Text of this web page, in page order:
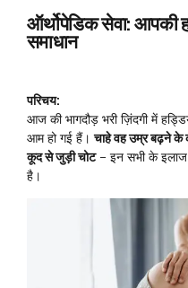
ऑर्थोपेडिक सेवा: आपकी
समाधान
परिचय:
आज की भागदौड़ भरी ज़िंदगी में
आम हो गई हैं।चाहे वह उम्र बढ़ने के
कूद से जुड़ी चोट– इन सभी के इलाज में
है।